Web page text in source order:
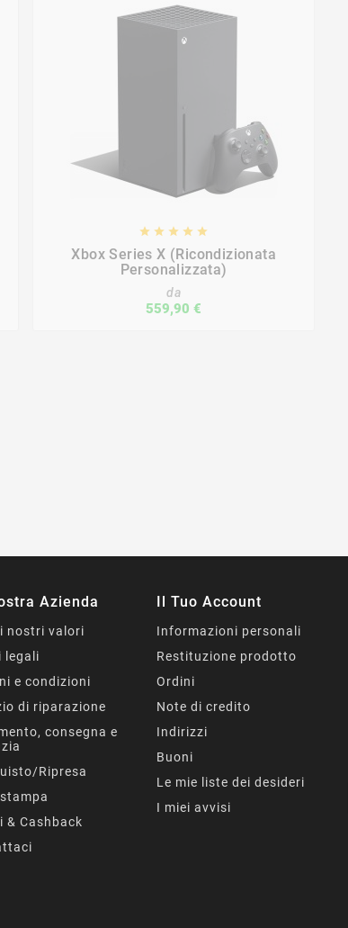

    
Xbox Series X (ricondizionata
Personalizzata)
da
559,90 €
Azienda
nostri valori
legali
e condizioni
di riparazione
consegna e
Ripresa
& Cashback
Il Tuo Account
Informazioni personali
Restituzione prodotto
Ordini
Note di credito
Indirizzi
Buoni
Le mie liste dei desideri
I miei avvisi